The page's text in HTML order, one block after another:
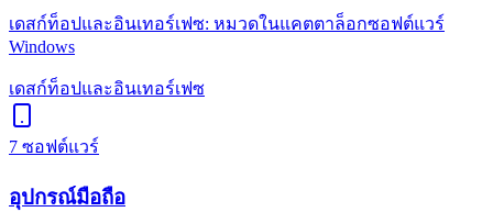
เดสก์ท็อปและอินเทอร์เฟซ: หมวดในแคตตาล็อกซอฟต์แวร์
Windows
เดสก์ท็อปและอินเทอร์เฟซ
7 ซอฟต์แวร์
อุปกรณ์มือถือ